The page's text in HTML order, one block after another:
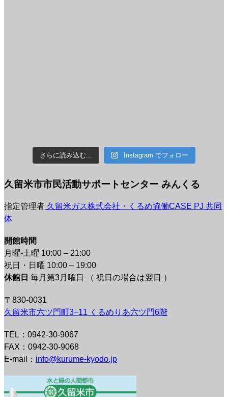
さらに読み込む... Instagram でフォロー
久留米市市民活動サポートセンター みんくる
指定管理者 久留米ガス株式会社・くるめ協働CASE PJ 共同
体
開館時間
月曜-土曜 10:00 – 21:00
祝日・日曜 10:00 – 19:00
休館日 毎月第3月曜日 （ 祝日の場合は翌日 ）
〒830-0031
久留米市六ツ門町3−11 くるめりあ六ツ門6階
TEL：0942-30-9067
FAX：0942-30-9068
E-mail： info@kurume-kyodo.jp